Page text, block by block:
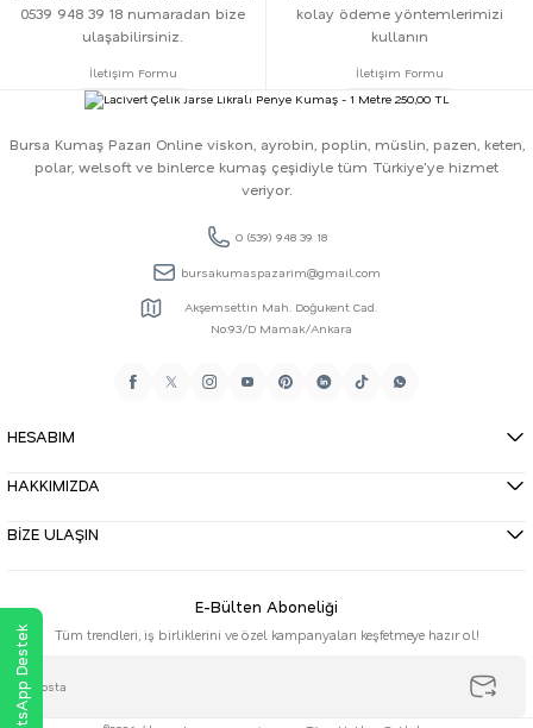
0539 948 39 18 numaradan bize
ulaşabilirsiniz.
İletişim Formu
kolay ödeme yöntemlerimizi
kullanın
İletişim Formu
Bursa Kumaş Pazarı Online viskon, ayrobin, poplin, müslin, pazen, keten,
polar, welsoft ve binlerce kumaş çeşidiyle tüm Türkiye'ye hizmet
veriyor.
0 (539) 948 39 18
bursakumaspazarim@gmail.com
Akşemsettin Mah. Doğukent Cad.
No:93/D Mamak/Ankara
HESABIM
HAKKIMIZDA
BİZE ULAŞIN
E-Bülten Aboneliği
Tüm trendleri, iş birliklerini ve özel kampanyaları keşfetmeye hazır ol!
WhatsApp Destek